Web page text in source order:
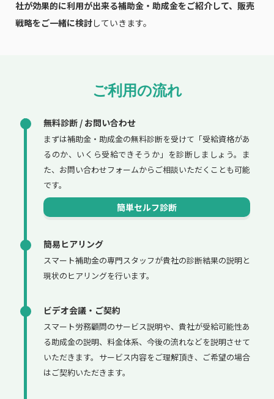
社が効果的に利用が出来る補助金・助成金をご紹介して、販売
戦略をご一緒に検討していきます。
ご利用の流れ
無料診断 / お問い合わせ
まずは補助金・助成金の無料診断を受けて「受給資格があ
るのか、いくら受給できそうか」を診断しましょう。ま
た、お問い合わせフォームからご相談いただくことも可能
です。
簡単セルフ診断
簡易ヒアリング
スマート補助金の専門スタッフが貴社の診断結果の説明と
現状のヒアリングを行います。
ビデオ会議・ご契約
スマート労務顧問のサービス説明や、貴社が受給可能性あ
る助成金の説明、料金体系、今後の流れなどを説明させて
いただきます。サービス内容をご理解頂き、ご希望の場合
はご契約いただきます。